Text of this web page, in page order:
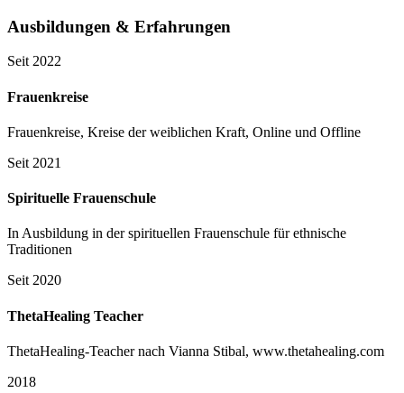
Ausbildungen & Erfahrungen
Seit 2022
Frauenkreise
Frauenkreise, Kreise der weiblichen Kraft, Online und Offline
Seit 2021
Spirituelle Frauenschule
In Ausbildung in der spirituellen Frauenschule für ethnische
Traditionen
Seit 2020
ThetaHealing Teacher
ThetaHealing-Teacher nach Vianna Stibal, www.thetahealing.com
2018